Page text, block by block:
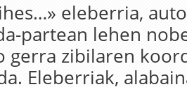
eleberria,
partean lehen
gerra zibilaren
Eleberriak,